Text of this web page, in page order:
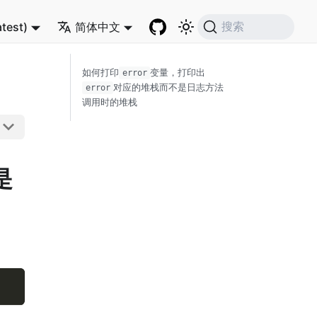
简体中文 搜索
如何打印 error 变量，打印出
error 对应的堆栈而不是日志方法
调用时的堆栈